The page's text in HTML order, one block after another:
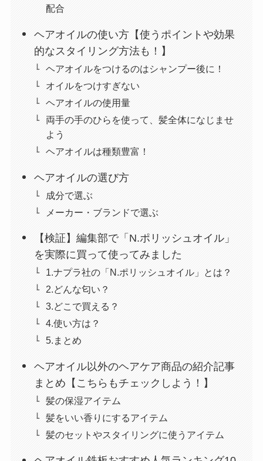
配合
ヘアオイルの使い方【使うポイントや効果
的なスタイリング方法も！】
ヘアオイルをつけるのはシャンプー後に！
オイルをつけすぎない
ヘアオイルの使用量
両手の手のひらを使って、髪全体になじませ
よう
ヘアオイルは種類豊富！
ヘアオイルの選び方
成分で選ぶ
メーカー・ブランドで選ぶ
【検証】編集部で「N.ポリッシュオイル」
を実際に買って使ってみました
1.ナプラ社の「N.ポリッシュオイル」とは？
2.どんな匂い？
3.どこで買える？
4.使い方は？
5.まとめ
ヘアオイル以外のヘアケア商品の紹介記事
まとめ【こちらもチェックしよう！】
髪の保湿アイテム
髪をいい香りにするアイテム
髪のセットやスタイリングに使うアイテム